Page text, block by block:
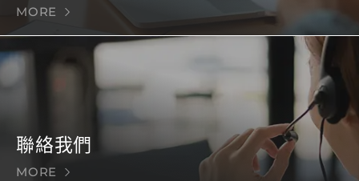
MORE
聯絡我們
MORE